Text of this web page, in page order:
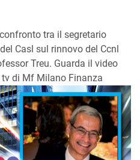
tra il segretario
Casl sul rinnovo del Ccnl
Treu. Guarda il video
di Mf Milano Finanza